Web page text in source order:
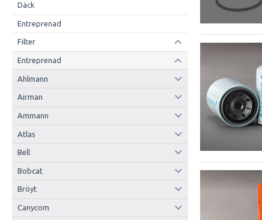
Däck
Entreprenad
Filter
Entreprenad
Ahlmann
Airman
Ammann
Atlas
Bell
Bobcat
Bröyt
Canycom